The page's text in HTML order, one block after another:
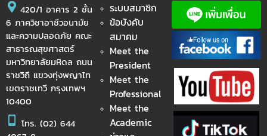
420/1 อาคาร 2 ชั้น
6 ภาควิชาอาชีวอนามัย
และความปลอดภัย คณะ
สาธารณสุขศาสตร์
มหาวิทยาลัยมหิดล ถนน
ราชวิถี แขวงทุ่งพญาไท
เขตราชเทวี กรุงเทพฯ
10400
โทร. (02) 644
ระบบสมาชิก
ข้อบังคับ
สมาคม
Meet the
President
Meet the
Professional
Meet the
Academic